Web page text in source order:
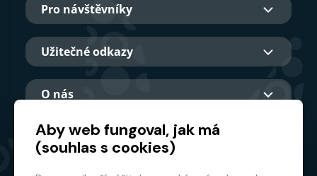
Pro návštěvníky
Užitečné odkazy
O nás
Hlavní partner
Aby web fungoval, jak má
(souhlas s cookies)